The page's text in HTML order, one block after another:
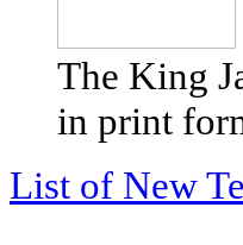
The King
in print
List of New